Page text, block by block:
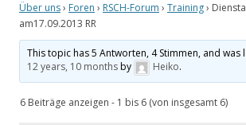
Über uns› Foren › RSCH-Forum › Training›
am17.09.2013 RR
This topic has 5 Antworten, 4 Stimmen, and
12 years, 10 monthsby Heiko.
6 Beiträge anzeigen - 1 bis 6 (von insgesamt 6)